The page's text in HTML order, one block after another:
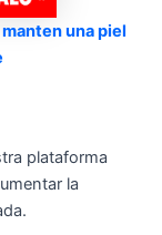
una piel
plataforma
la